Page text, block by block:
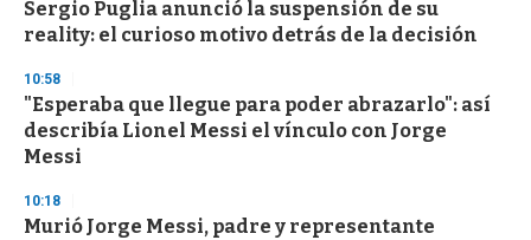
Sergio Puglia anunció la suspensión de su
reality: el curioso motivo detrás de la decisión
10:58
"Esperaba que llegue para poder abrazarlo": así
describía Lionel Messi el vínculo con Jorge
Messi
10:18
Murió Jorge Messi, padre y representante